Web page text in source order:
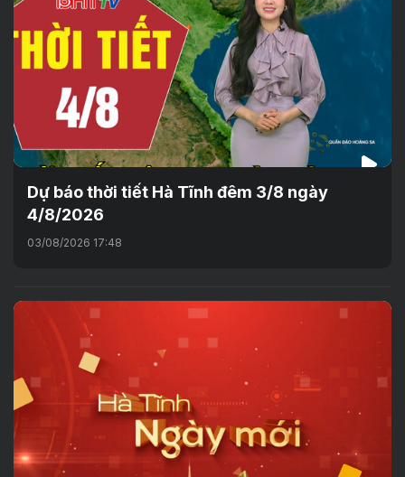
Dự báo thời tiết Hà Tĩnh đêm 3/8 ngày
4/8/2026
03/08/2026 17:48